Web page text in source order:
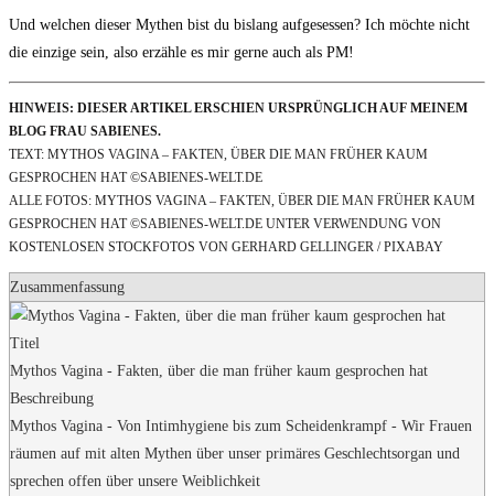
Und welchen dieser Mythen bist du bislang aufgesessen? Ich möchte nicht
die einzige sein, also erzähle es mir gerne auch als PM!
HINWEIS: DIESER ARTIKEL ERSCHIEN URSPRÜNGLICH AUF MEINEM
BLOG FRAU SABIENES.
TEXT: MYTHOS VAGINA – FAKTEN, ÜBER DIE MAN FRÜHER KAUM
GESPROCHEN HAT ©SABIENES-WELT.DE
ALLE FOTOS: MYTHOS VAGINA – FAKTEN, ÜBER DIE MAN FRÜHER KAUM
GESPROCHEN HAT ©SABIENES-WELT.DE UNTER VERWENDUNG VON
KOSTENLOSEN STOCKFOTOS VON GERHARD GELLINGER / PIXABAY
Zusammenfassung
Titel
Mythos Vagina - Fakten, über die man früher kaum gesprochen hat
Beschreibung
Mythos Vagina - Von Intimhygiene bis zum Scheidenkrampf - Wir Frauen
räumen auf mit alten Mythen über unser primäres Geschlechtsorgan und
sprechen offen über unsere Weiblichkeit